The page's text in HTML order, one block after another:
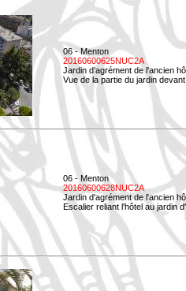
06 - Menton
20160600625NUC2A
Jardin d'agrément de l'ancien
Vue de la partie du jardin
06 - Menton
20160600628NUC2A
Jardin d'agrément de l'ancien
Escalier reliant l'hôtel au jardin